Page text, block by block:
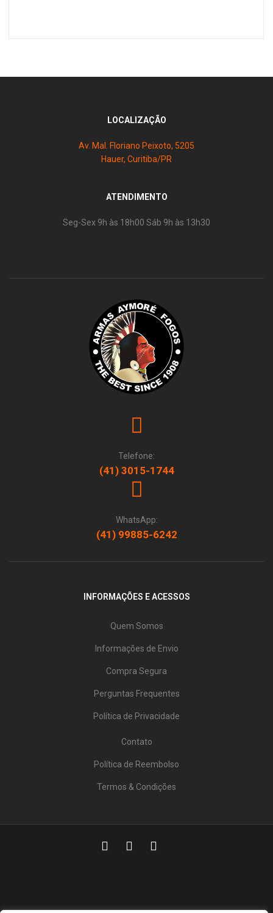
LOCALIZAÇÃO
Av. Mal. Floriano Peixoto, 5205
Hauer, Curitiba/PR
ATENDIMENTO
Seg-Sex 9h às 18h00 Sáb 9h às 13h30
Telefone:
(41) 3015-1744
WhatsApp:
(41) 99885-6242
INFORMAÇÕES E ACESSOS
Quem Somos
Informações de Envio
Compra Segura
Perguntas Frequentes
Política de Privacidade
Contato
Política de Reembolso
Termos & Condições